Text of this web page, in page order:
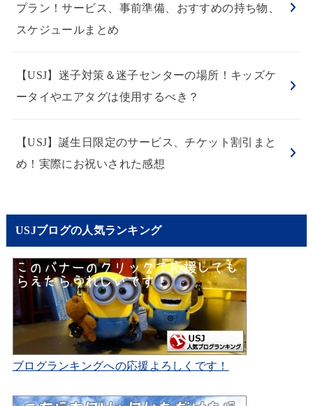
プラン！サービス、事前準備、おすすめの持ち物、
スケジュールまとめ
【USJ】迷子対策＆迷子センターの場所！キッズケ
ータイやエアタグは使用するべき？
【USJ】誕生日限定のサービス、チケット割引まと
め！実際にお祝いされた感想
USJブログの人気ランキング
ブログランキングへの応援よろしくです！